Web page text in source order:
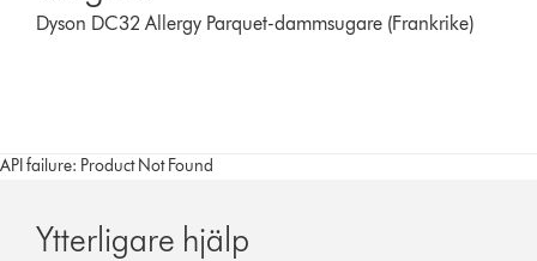
Dyson DC32 Allergy Parquet-dammsugare (Frankrike)
API failure: Product Not Found
Ytterligare hjälp